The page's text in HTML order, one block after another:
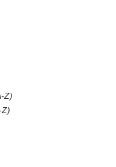
Z)
Z)